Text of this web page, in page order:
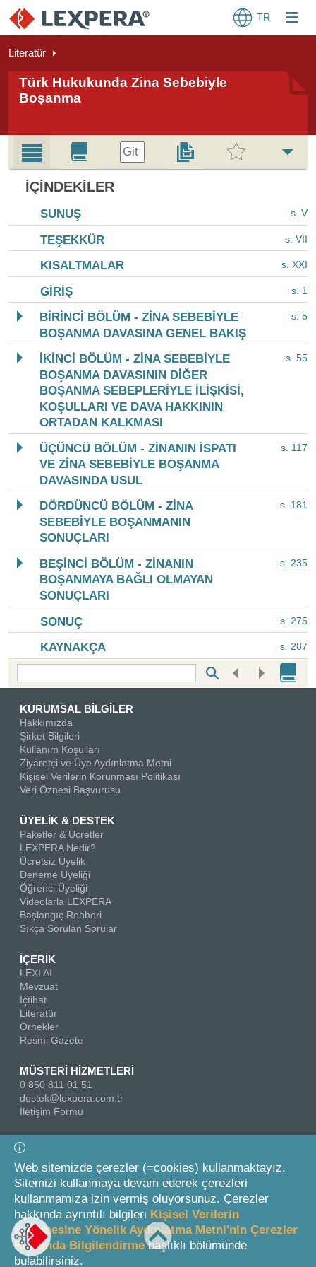
TR
Literatür
Türk Hukukunda Zina Sebebiyle
Boşanma
Git
İÇINDEKILER
SUNUŞ s. V
TEŞEKKÜR s. VII
KISALTMALAR s. XXI
GİRİŞ s. 1
BİRİNCİ BÖLÜM - ZİNA SEBEBİYLE
BOŞANMA DAVASINA GENEL BAKIŞ
s. 5
İKİNCİ BÖLÜM - ZİNA SEBEBİYLE
BOŞANMA DAVASININ DİĞER
BOŞANMA SEBEPLERİYLE İLİŞKİSİ,
KOŞULLARI VE DAVA HAKKININ
ORTADAN KALKMASI
s. 55
ÜÇÜNCÜ BÖLÜM - ZİNANIN İSPATI
VE ZİNA SEBEBİYLE BOŞANMA
DAVASINDA USUL
s. 117
DÖRDÜNCÜ BÖLÜM - ZİNA
SEBEBİYLE BOŞANMANIN
SONUÇLARI
s. 181
BEŞİNCİ BÖLÜM - ZİNANIN
BOŞANMAYA BAĞLI OLMAYAN
SONUÇLARI
s. 235
SONUÇ s. 275
KAYNAKÇA s. 287
Bottom Search Toolbar Highlight Text
KURUMSAL BİLGİLER
Hakkımızda
Şirket Bilgileri
Kullanım Koşulları
Ziyaretçi ve Üye Aydınlatma Metni
Kişisel Verilerin Korunması Politikası
Veri Öznesi Başvurusu
ÜYELİK & DESTEK
Paketler & Ücretler
LEXPERA Nedir?
Ücretsiz Üyelik
Deneme Üyeliği
Öğrenci Üyeliği
Videolarla LEXPERA
Başlangıç Rehberi
Sıkça Sorulan Sorular
İÇERİK
LEXI AI
Mevzuat
İçtihat
Literatür
Örnekler
Resmi Gazete
MÜSTERİ HİZMETLERİ
0 850 811 01 51
destek@lexpera.com.tr
İletişim Formu
Bizi Takip Edin
© 2026 On İki Levha Yayıncılık A.Ş.
Web sitemizde çerezler (=cookies) kullanmaktayız.
Sitemizi kullanmaya devam ederek çerezleri
kullanmamıza izin vermiş oluyorsunuz. Çerezler
hakkında ayrıntılı bilgileri Kişisel Verilerin
İşlenmesine Yönelik Aydınlatma Metni'nin Çerezler
Hakkında Bilgilendirmebaşlıklı bölümünde
bulabilirsiniz.